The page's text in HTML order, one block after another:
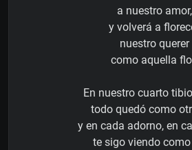
a nuestro amor,
y volverá a
nuestro querer
como aquella
En nuestro cuarto
todo quedó como
y en cada adorno, en
te sigo viendo como